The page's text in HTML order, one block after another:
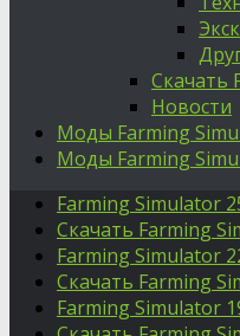
Скачать
Новости
Моды Farming
Моды Farming
Farming Simulator
Скачать Farming
Farming Simulator
Скачать Farming
Farming Simulator